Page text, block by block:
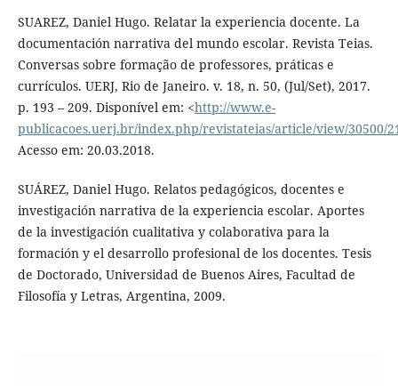
SUAREZ, Daniel Hugo. Relatar la experiencia docente. La
documentación narrativa del mundo escolar. Revista Teias.
Conversas sobre formação de professores, práticas e
currículos. UERJ, Rio de Janeiro. v. 18, n. 50, (Jul/Set), 2017.
p. 193 – 209. Disponível em: <http://www.e-
publicacoes.uerj.br/index.php/revistateias/article/view/30500/
Acesso em: 20.03.2018.
SUÁREZ, Daniel Hugo. Relatos pedagógicos, docentes e
investigación narrativa de la experiencia escolar. Aportes
de la investigación cualitativa y colaborativa para la
formación y el desarrollo profesional de los docentes. Tesis
de Doctorado, Universidad de Buenos Aires, Facultad de
Filosofía y Letras, Argentina, 2009.